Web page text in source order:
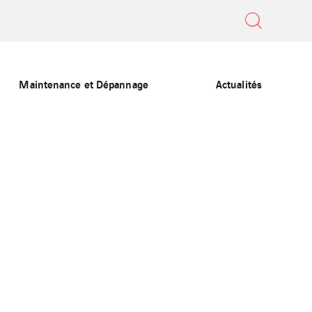
Maintenance et Dépannage Actualités